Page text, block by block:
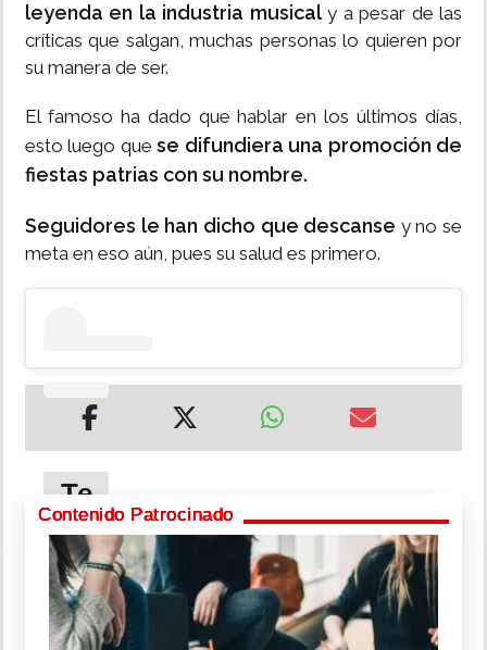
leyenda en la industria musicaly a pesar de las
críticas que salgan, muchas personas lo quieren por
su manera de ser.
El famoso ha dado que hablar en los últimos días,
esto luego quese difundiera una promoción de
fiestas patrias con su nombre.
Seguidores le han dicho que descanse y no se
meta en eso aún, pues su salud es primero.
Te
puede
interesar
Karol
G
Contenido Patrocinado